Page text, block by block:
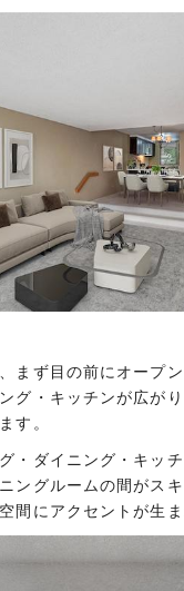
まず目の前にオープ
グ・キッチンが広が
す。
・ダイニング・キッ
ングルームの間がス
間にアクセントが生ま